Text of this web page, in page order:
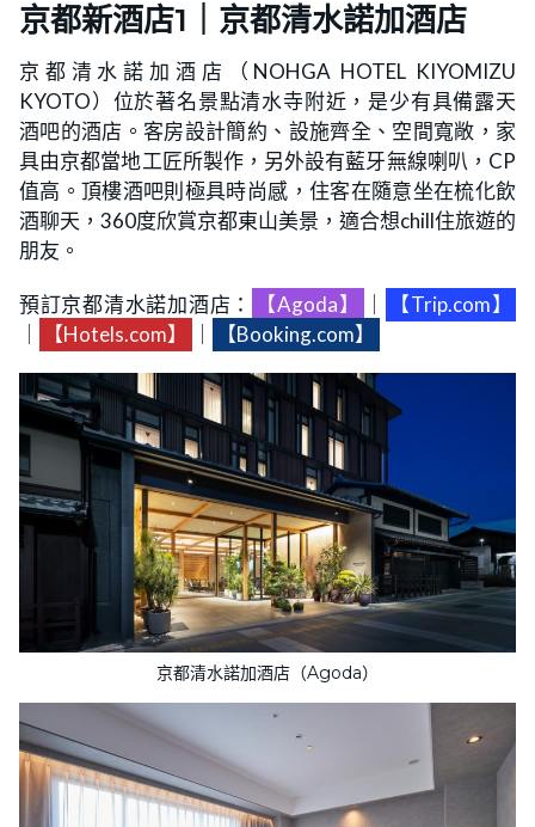
京都新酒店1｜京都清水諾加酒店
京都清水諾加酒店（NOHGA HOTEL KIYOMIZU
KYOTO）位於著名景點清水寺附近，是少有具備露天
酒吧的酒店。客房設計簡約、設施齊全、空間寬敞，家
具由京都當地工匠所製作，另外設有藍牙無線喇叭，CP
值高。頂樓酒吧則極具時尚感，住客在隨意坐在梳化飲
酒聊天，360度欣賞京都東山美景，適合想chill住旅遊的
朋友。
預訂京都清水諾加酒店： 【Agoda】
【Trip.com】
【Hotels.com】 【Booking.com】
京都清水諾加酒店（Agoda）